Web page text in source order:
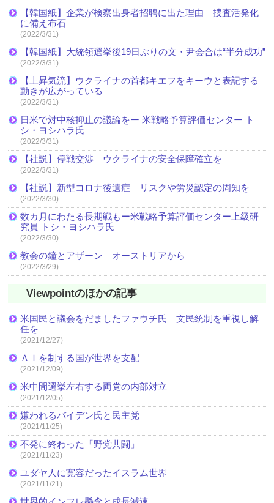
【韓国紙】企業が検察出身者招聘に出た理由 捜査活発化
に備え布石
(2022/3/31)
【韓国紙】大統領選挙後19日ぶりの文・尹会合は“半分成功”
(2022/3/31)
【上昇気流】ウクライナの首都キエフをキーウと表記する
動きが広がっている
(2022/3/31)
日米で対中核抑止の議論をー 米戦略予算評価センター ト
シ・ヨシハラ氏
(2022/3/31)
【社説】停戦交渉 ウクライナの安全保障確立を
(2022/3/31)
【社説】新型コロナ後遺症 リスクや労災認定の周知を
(2022/3/30)
数カ月にわたる長期戦もー米戦略予算評価センター上級研
究員 トシ・ヨシハラ氏
(2022/3/30)
教会の鐘とアザーン オーストリアから
(2022/3/29)
Viewpointのほかの記事
米国民と議会をだましたファウチ氏 文民統制を重視し解
任を
(2021/12/27)
ＡＩを制する国が世界を支配
(2021/12/09)
米中間選挙左右する両党の内部対立
(2021/12/05)
嫌われるバイデン氏と民主党
(2021/11/25)
不発に終わった「野党共闘」
(2021/11/23)
ユダヤ人に寛容だったイスラム世界
(2021/11/21)